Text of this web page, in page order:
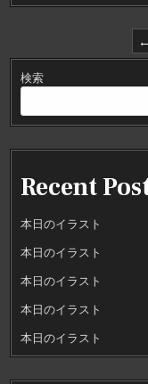
稿
の
ペ
ー
送
り
検索
Recent
本日のイラスト
本日のイラスト
本日のイラスト
本日のイラスト
本日のイラスト